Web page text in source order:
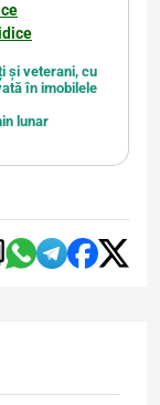
și veterani, cu
în imobilele
lunar